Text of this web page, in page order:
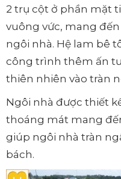
2 trụ cột ở phần mặt
vuông vức, mang
ngôi nhà. Hệ lam bê
công trình thêm ấn
thiên nhiên vào tràn
Ngôi nhà được thiết
thoáng mát mang
giúp ngôi nhà tràn
bách.